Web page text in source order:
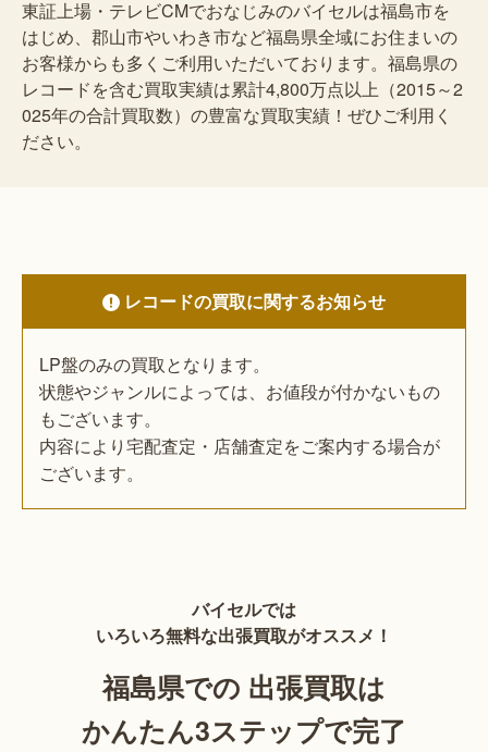
東証上場・テレビCMでおなじみのバイセルは福島市を
はじめ、郡山市やいわき市など福島県全域にお住まいの
お客様からも多くご利用いただいております。福島県の
レコードを含む買取実績は累計4,800万点以上（2015～2
025年の合計買取数）の豊富な買取実績！ぜひご利用く
ださい。
レコードの買取に関するお知らせ
LP盤のみの買取となります。
状態やジャンルによっては、お値段が付かないもの
もございます。
内容により宅配査定・店舗査定をご案内する場合が
ございます。
バイセルでは
いろいろ無料な出張買取がオススメ！
福島県での 出張買取は
かんたん3ステップで完了